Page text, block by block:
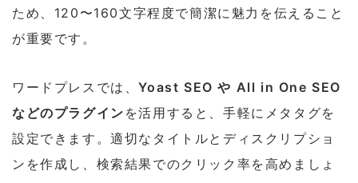
ため、120〜160文字程度で簡潔に魅力を伝えること
が重要です。
ワードプレスでは、Yoast SEO や All in One SEO
などのプラグイン を活用すると、手軽にメタタグを
設定できます。適切なタイトルとディスクリプショ
ンを作成し、検索結果でのクリック率を高めましょ